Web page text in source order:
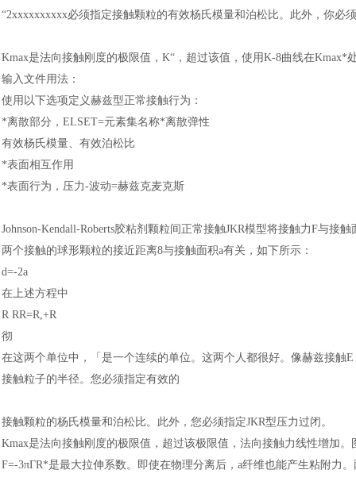
“2xxxxxxxxxx必须指定接触颗粒的有效杨氏模量和泊松比。此外，你必
Kmax是法向接触刚度的极限值，K“，超过该值，使用K-8曲线在Kmax*
输入文件用法 ：
使用以下选项定义赫兹型正常接触行为 ：
*离散部分，ELSET=元素集名称*离散弹性
有效杨氏模量、有效泊松比
*表面相互作用
*表面行为，压力-波动=赫兹克麦克斯
Johnson-Kendall-Roberts胶粘剂颗粒间正常接触JKR模型将接触力F与接触
两个接触的球形颗粒的接近距离8与接触面积a有关，如下所示 ：
d=-2a
在上述方程中
R RR=R,+R
彻
在这两个单位中，「是一个连续的单位。这两个人都很好。像赫兹接触E
接触粒子的半径。您必须指定有效的
接触颗粒的杨氏模量和泊松比。此外，您必须指定JKR型压力过闭。
Kmax是法向接触刚度的极限值，超过该极限值，法向接触力线性增加
F=-3πГR*是最大拉伸系数。即使在物理分离后，a纤维也能产生粘附力